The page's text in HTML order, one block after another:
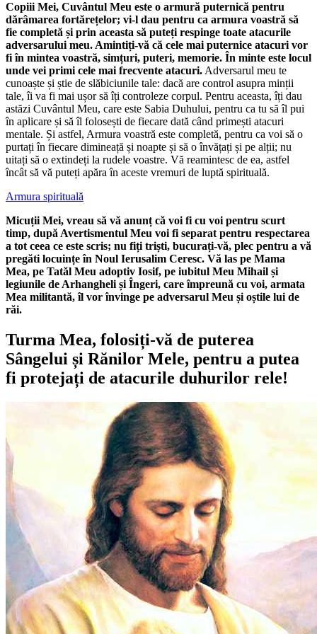
Copiii Mei, Cuvântul Meu este o armură puternică pentru
dărâmarea fortărețelor; vi-l dau pentru ca armura voastră să
fie completă și prin aceasta să puteți respinge toate atacurile
adversarului meu. Amintiți-vă că cele mai puternice atacuri vor
fi în mintea voastră, simțuri, puteri, memorie. În minte este locul
unde vei primi cele mai frecvente atacuri. Adversarul meu te
cunoaște și știe de slăbiciunile tale: dacă are control asupra minții
tale, îi va fi mai ușor să îți controleze corpul. Pentru aceasta, îți dau
astăzi Cuvântul Meu, care este Sabia Duhului, pentru ca tu să îl pui
în aplicare și să îl folosești de fiecare dată când primești atacuri
mentale. Și astfel, Armura voastră este completă, pentru ca voi să o
purtați în fiecare dimineață și noapte și să o învățați și pe alții; nu
uitați să o extindeți la rudele voastre. Vă reamintesc de ea, astfel
încât să vă puteți apăra în aceste vremuri de luptă spirituală.
Armura spirituală
Micuții Mei, vreau să vă anunț că voi fi cu voi pentru scurt
timp, după Avertismentul Meu voi fi separat pentru respectarea
a tot ceea ce este scris; nu fiți triști, bucurați-vă, plec pentru a vă
pregăti locuințe în Noul Ierusalim Ceresc. Vă las pe Mama
Mea, pe Tatăl Meu adoptiv Iosif, pe iubitul Meu Mihail și
legiunile de Arhangheli și Îngeri, care împreună cu voi, armata
Mea militantă, îl vor învinge pe adversarul Meu și oștile lui de
răi.
Turma Mea, folosiți-vă de puterea
Sângelui și Rănilor Mele, pentru a putea
fi protejați de atacurile duhurilor rele!